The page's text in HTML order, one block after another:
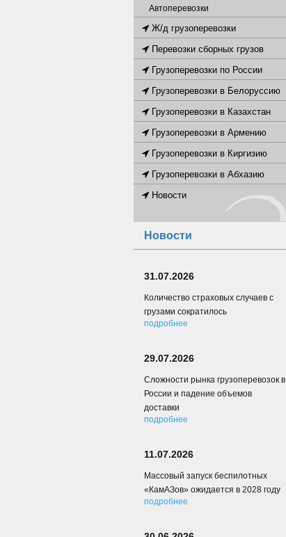
Автоперевозки
Ж/д грузоперевозки
Перевозки сборных грузов
Грузоперевозки по России
Грузоперевозки в Белоруссию
Грузоперевозки в Казахстан
Грузоперевозки в Армению
Грузоперевозки в Киргизию
Грузоперевозки в Абхазию
Новости
Новости
31.07.2026
Количество страховых случаев с
грузами сократилось
подробнее
29.07.2026
Сложности рынка грузоперевозок в
России и падение объемов
доставки
подробнее
11.07.2026
Массовый запуск беспилотных
«КамАЗов» ожидается в 2028 году
подробнее